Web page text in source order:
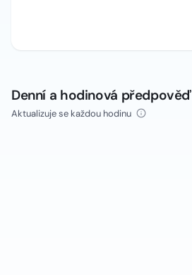
Denní a hodinová předpověď
Aktualizuje se každou hodinu